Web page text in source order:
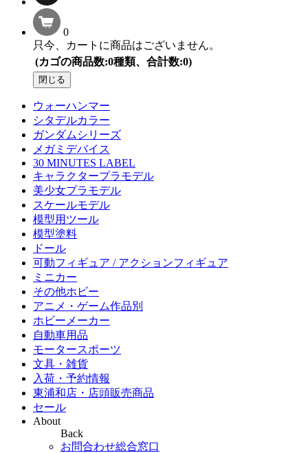
0
只今、カートに商品はございません。
(カゴの商品数:0種類、合計数:0)
閉じる
ウォーハンマー
シタデルカラー
ガンダムシリーズ
メガミデバイス
30 MINUTES LABEL
キャラクタープラモデル
美少女プラモデル
スケールモデル
模型用ツール
模型塗料
ドール
可動フィギュア / アクションフィギュア
ミニカー
その他ホビー
アニメ・ゲーム作品別
ホビーメーカー
自動車用品
モータースポーツ
文具・雑貨
入荷・予約情報
東浦和店・店頭販売商品
セール
About
Back
お問合わせ総合窓口